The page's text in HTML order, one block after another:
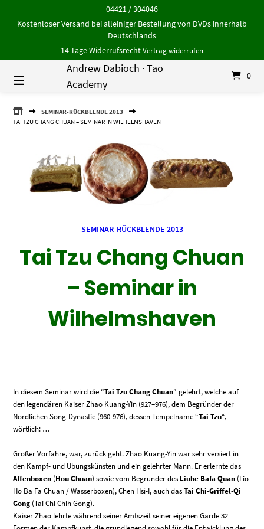
Inhalt
04421 / 304046
Kostenloser Versand bei alleiniger Bestellung von DVDs innerhalb
Deutschlands
14 Tage WiderrufsrechtVertrag widerrufen
Andrew Dabioch · Tao
Academy
0
ANDREW
DABIOCH
SEMINAR-RÜCKBLENDE 2013
TAI TZU CHANG CHUAN – SEMINAR IN WILHELMSHAVEN
SEMINAR-RÜCKBLENDE 2013
Tai Tzu Chang Chuan
– Seminar in
Wilhelmshaven
In diesem Seminar wird die “Tai Tzu Chang Chuan” gelehrt, welche auf
den legendären Kaiser Zhao Kuang-Yin (927–976), dem Begründer der
Nördlichen Song-Dynastie (960-976), dessen Tempelname “Tai Tzu“,
wörtlich: …
Großer Vorfahre, war, zurück geht. Zhao Kuang-Yin war sehr versiert in
den Kampf- und Übungskünsten und ein gelehrter Mann. Er erlernte das
Affenboxen (Hou Chuan) sowie vom Begründer des Liuhe Bafa Quan (Lio
Ho Ba Fa Chuan / Wasserboxen), Chen Hsi-I, auch dasTai Chi-Griffel-Qi
Gong (Tai Chi Chih Gong).
Kaiser Zhao lehrte während seiner Amtszeit seiner eigenen Garde 32